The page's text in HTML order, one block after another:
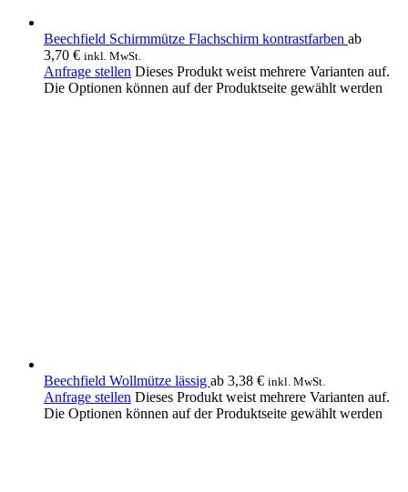
Beechfield Schirmmütze Flachschirm kontrastfarben ab
3,70 € inkl. MwSt.
Anfrage stellen Dieses Produkt weist mehrere Varianten auf.
Die Optionen können auf der Produktseite gewählt werden
Beechfield Wollmütze lässig ab 3,38 € inkl. MwSt.
Anfrage stellen Dieses Produkt weist mehrere Varianten auf.
Die Optionen können auf der Produktseite gewählt werden